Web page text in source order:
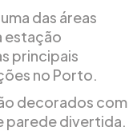
das áreas
estação
principais
no Porto.
decorados com
parede divertida.